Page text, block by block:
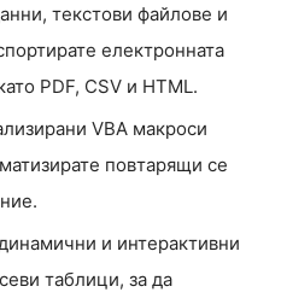
текстови файлове и
електронната
PDF, CSV и HTML.
VBA макроси
повтарящи се
и интерактивни
таблици, за да